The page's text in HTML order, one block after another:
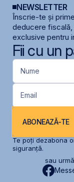
NEWSLETTER
Înscrie-te și
deducere
exclusive pentru
Fii cu un
Nume
Email
ABONEAZĂ-TE
Te poți dezabona
siguranță.
sau